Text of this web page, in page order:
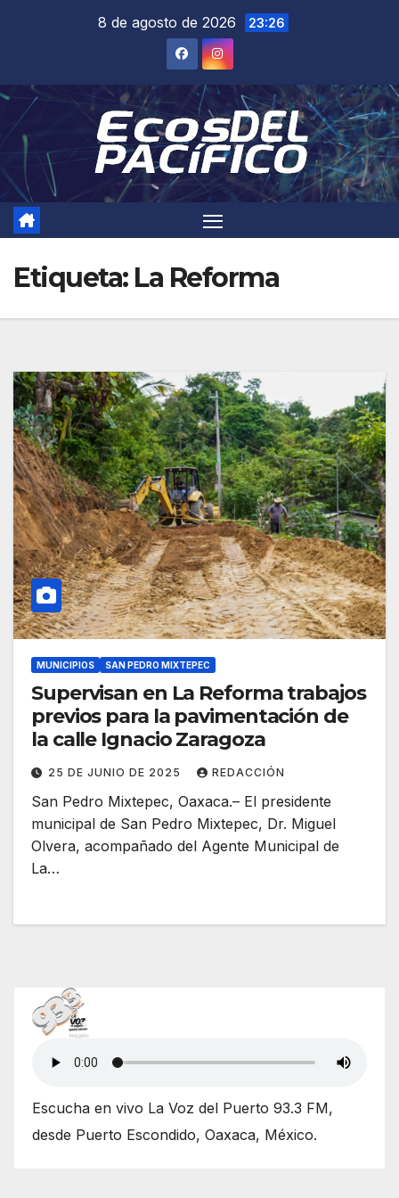
8 de agosto de 2026 23:26
Etiqueta: La Reforma
MUNICIPIOS SAN PEDRO MIXTEPEC
Supervisan en La Reforma trabajos
previos para la pavimentación de
la calle Ignacio Zaragoza
25 DE JUNIO DE 2025 REDACCIÓN
San Pedro Mixtepec, Oaxaca.– El presidente
municipal de San Pedro Mixtepec, Dr. Miguel
Olvera, acompañado del Agente Municipal de
La…
Escucha en vivo La Voz del Puerto 93.3 FM,
desde Puerto Escondido, Oaxaca, México.